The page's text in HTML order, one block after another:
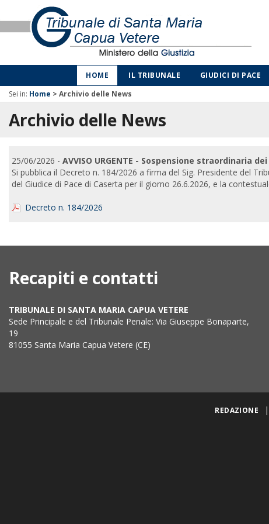
HOME IL TRIBUNALE GIUDICI DI PACE
Sei in: Home > Archivio delle News
Archivio delle News
25/06/2026 - AVVISO URGENTE - Sospensione straordinaria
Si pubblica il Decreto n. 184/2026 a firma del Sig. Presidente del
del Giudice di Pace di Caserta per il giorno 26.6.2026, e la
Decreto n. 184/2026
Recapiti e contatti
TRIBUNALE DI SANTA MARIA CAPUA VETERE
Sede Principale e del Tribunale Penale: Via Giuseppe Bonaparte,
19
81055 Santa Maria Capua Vetere (CE)
REDAZIONE |